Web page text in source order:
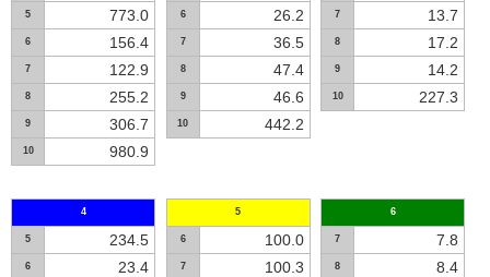
5 773.0
6 156.4
7 122.9
8 255.2
9 306.7
10 980.9
6 26.2
7 36.5
8 47.4
9 46.6
10 442.2
7 13.7
8 17.2
9 14.2
10 227.3
4
5 234.5
6 23.4
5
6 100.0
7 100.3
6
7 7.8
8 8.4